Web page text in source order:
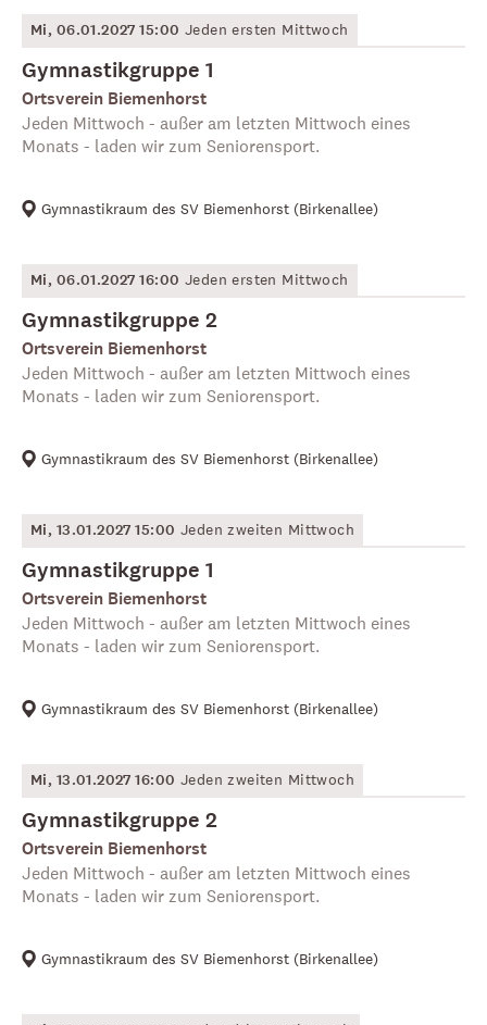
Mi, 06.01.2027 15:00 Jeden ersten Mittwoch
Gymnastikgruppe 1
Ortsverein Biemenhorst
Jeden Mittwoch - außer am letzten Mittwoch eines
Monats - laden wir zum Seniorensport.
Gymnastikraum des SV Biemenhorst (Birkenallee)
Mi, 06.01.2027 16:00 Jeden ersten Mittwoch
Gymnastikgruppe 2
Ortsverein Biemenhorst
Jeden Mittwoch - außer am letzten Mittwoch eines
Monats - laden wir zum Seniorensport.
Gymnastikraum des SV Biemenhorst (Birkenallee)
Mi, 13.01.2027 15:00 Jeden zweiten Mittwoch
Gymnastikgruppe 1
Ortsverein Biemenhorst
Jeden Mittwoch - außer am letzten Mittwoch eines
Monats - laden wir zum Seniorensport.
Gymnastikraum des SV Biemenhorst (Birkenallee)
Mi, 13.01.2027 16:00 Jeden zweiten Mittwoch
Gymnastikgruppe 2
Ortsverein Biemenhorst
Jeden Mittwoch - außer am letzten Mittwoch eines
Monats - laden wir zum Seniorensport.
Gymnastikraum des SV Biemenhorst (Birkenallee)